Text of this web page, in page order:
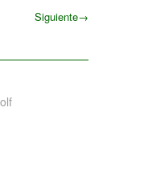
Siguiente→